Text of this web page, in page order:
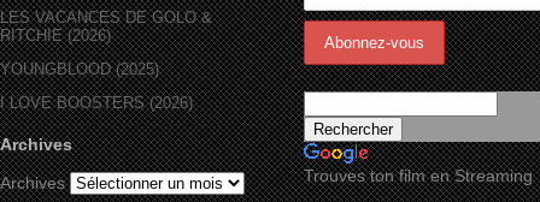
LES VACANCES DE GOLO &
RITCHIE (2026)
YOUNGBLOOD (2025)
I LOVE BOOSTERS (2026)
Archives
Archives
Trouves ton film en Streaming